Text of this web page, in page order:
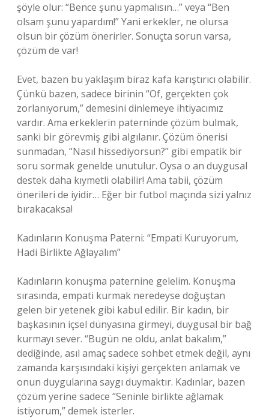
şöyle olur: “Bence şunu yapmalısın…” veya “Ben
olsam şunu yapardım!” Yani erkekler, ne olursa
olsun bir çözüm önerirler. Sonuçta sorun varsa,
çözüm de var!
Evet, bazen bu yaklaşım biraz kafa karıştırıcı olabilir.
Çünkü bazen, sadece birinin “Of, gerçekten çok
zorlanıyorum,” demesini dinlemeye ihtiyacımız
vardır. Ama erkeklerin paterninde çözüm bulmak,
sanki bir görevmiş gibi algılanır. Çözüm önerisi
sunmadan, “Nasıl hissediyorsun?” gibi empatik bir
soru sormak genelde unutulur. Oysa o an duygusal
destek daha kıymetli olabilir! Ama tabii, çözüm
önerileri de iyidir… Eğer bir futbol maçında sizi yalnız
bırakacaksa!
Kadınların Konuşma Paterni: “Empati Kuruyorum,
Hadi Birlikte Ağlayalım”
Kadınların konuşma paternine gelelim. Konuşma
sırasında, empati kurmak neredeyse doğuştan
gelen bir yetenek gibi kabul edilir. Bir kadın, bir
başkasının içsel dünyasına girmeyi, duygusal bir bağ
kurmayı sever. “Bugün ne oldu, anlat bakalım,”
dediğinde, asıl amaç sadece sohbet etmek değil, aynı
zamanda karşısındaki kişiyi gerçekten anlamak ve
onun duygularına saygı duymaktır. Kadınlar, bazen
çözüm yerine sadece “Seninle birlikte ağlamak
istiyorum,” demek isterler.